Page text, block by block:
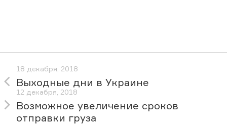
18 декабря, 2018
Выходные дни в Украине
12 декабря, 2018
Возможное увеличение сроков
отправки груза